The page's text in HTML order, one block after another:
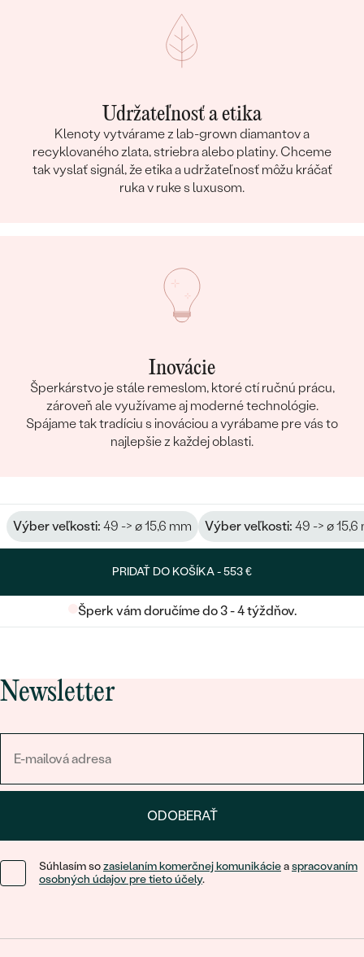
Udržateľnosť a etika
Klenoty vytvárame z lab-grown diamantov a
recyklovaného zlata, striebra alebo platiny. Chceme
tak vyslať signál, že etika a udržateľnosť môžu kráčať
ruka v ruke s luxusom.
Inovácie
Šperkárstvo je stále remeslom, ktoré ctí ručnú prácu,
zároveň ale využívame aj moderné technológie.
Spájame tak tradíciu s inováciou a vyrábame pre vás to
najlepšie z každej oblasti.
Výber veľkosti: 49 -> ø 15,6 mm Výber veľkosti: 49 -> ø 15,6
PRIDAŤ DO KOŠÍKA -553 €
Šperk vám doručíme do 3 - 4 týždňov.
Newsletter
ODOBERAŤ
Súhlasím sozasielaním komerčnej komunikácieaspracovaním
osobných údajov pre tieto účely.